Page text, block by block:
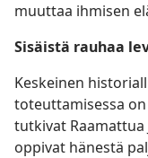
muuttaa ihmisen
Sisäistä rauhaa
Keskeinen
toteuttamisessa
tutkivat Raamattua
oppivat hänestä